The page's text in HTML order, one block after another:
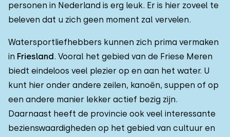
personen in Nederland is erg leuk. Er is hier zoveel te
beleven dat u zich geen moment zal vervelen.
Watersportliefhebbers kunnen zich prima vermaken
in Friesland. Vooral het gebied van de Friese Meren
biedt eindeloos veel plezier op en aan het water. U
kunt hier onder andere zeilen, kanoën, suppen of op
een andere manier lekker actief bezig zijn.
Daarnaast heeft de provincie ook veel interessante
bezienswaardigheden op het gebied van cultuur en